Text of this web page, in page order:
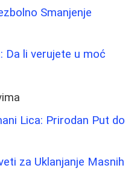
Smanjenje
Da li verujete u moć
Lica: Prirodan Put do
za Uklanjanje Masnih